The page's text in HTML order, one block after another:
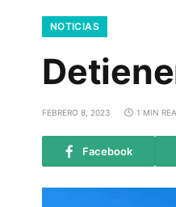
NOTICIAS
FEBRERO 8, 2023 1 MIN
Facebook